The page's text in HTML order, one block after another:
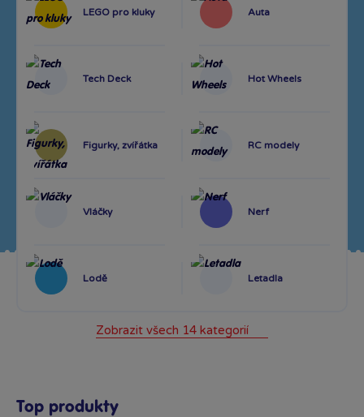
LEGO pro kluky Auta
Tech Deck Hot Wheels
Figurky, zvířátka RC modely
Vláčky Nerf
Lodě Letadla
Zobrazit všech 14 kategorií
Top produkty